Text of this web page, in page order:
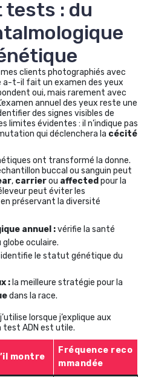
tests : du
mes clients photographiés avec
a-t-il fait un examen des yeux
oui, mais rarement avec
annuel des yeux reste une
des signes visibles de
limites évidentes : il n’indique pas
qui déclenchera la cécité
ont transformé la donne.
buccal ou sanguin peut
, carrierou affected pour la
peut éviter les
préservant la diversité
annuel :vérifie la santé
oculaire.
identifie le statut génétique du
: la meilleure stratégie pour la
dans la race.
lorsque j’explique aux
ADN est utile.
montre
Fréquence reco
mmandée